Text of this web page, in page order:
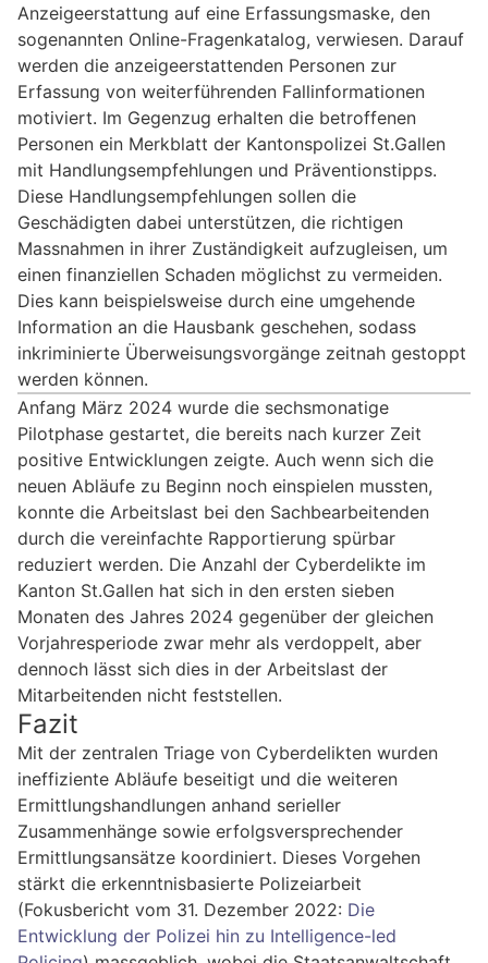
Anzeigeerstattung auf eine Erfassungsmaske, den
sogenannten Online-Fragenkatalog, verwiesen. Darauf
werden die anzeigeerstattenden Personen zur
Erfassung von weiterführenden Fallinformationen
motiviert. Im Gegenzug erhalten die betroffenen
Personen ein Merkblatt der Kantonspolizei St.Gallen
mit Handlungsempfehlungen und Präventionstipps.
Diese Handlungsempfehlungen sollen die
Geschädigten dabei unterstützen, die richtigen
Massnahmen in ihrer Zuständigkeit aufzugleisen, um
einen finanziellen Schaden möglichst zu vermeiden.
Dies kann beispielsweise durch eine umgehende
Information an die Hausbank geschehen, sodass
inkriminierte Überweisungsvorgänge zeitnah gestoppt
werden können.
Anfang März 2024 wurde die sechsmonatige
Pilotphase gestartet, die bereits nach kurzer Zeit
positive Entwicklungen zeigte. Auch wenn sich die
neuen Abläufe zu Beginn noch einspielen mussten,
konnte die Arbeitslast bei den Sachbearbeitenden
durch die vereinfachte Rapportierung spürbar
reduziert werden. Die Anzahl der Cyberdelikte im
Kanton St.Gallen hat sich in den ersten sieben
Monaten des Jahres 2024 gegenüber der gleichen
Vorjahresperiode zwar mehr als verdoppelt, aber
dennoch lässt sich dies in der Arbeitslast der
Mitarbeitenden nicht feststellen.
Fazit
Mit der zentralen Triage von Cyberdelikten wurden
ineffiziente Abläufe beseitigt und die weiteren
Ermittlungshandlungen anhand serieller
Zusammenhänge sowie erfolgsversprechender
Ermittlungsansätze koordiniert. Dieses Vorgehen
stärkt die erkenntnisbasierte Polizeiarbeit
(Fokusbericht vom 31. Dezember 2022: Die
Entwicklung der Polizei hin zu Intelligence-led